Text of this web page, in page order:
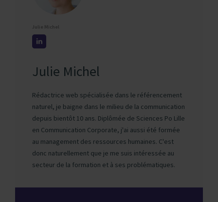
Julie Michel
Julie Michel
Rédactrice web spécialisée dans le référencement
naturel, je baigne dans le milieu de la communication
depuis bientôt 10 ans. Diplômée de Sciences Po Lille
en Communication Corporate, j'ai aussi été formée
au management des ressources humaines. C'est
donc naturellement que je me suis intéressée au
secteur de la formation et à ses problématiques.